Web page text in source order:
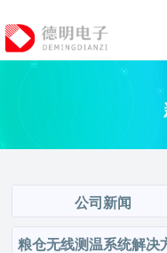
公司新闻
粮仓无线测温系统解决